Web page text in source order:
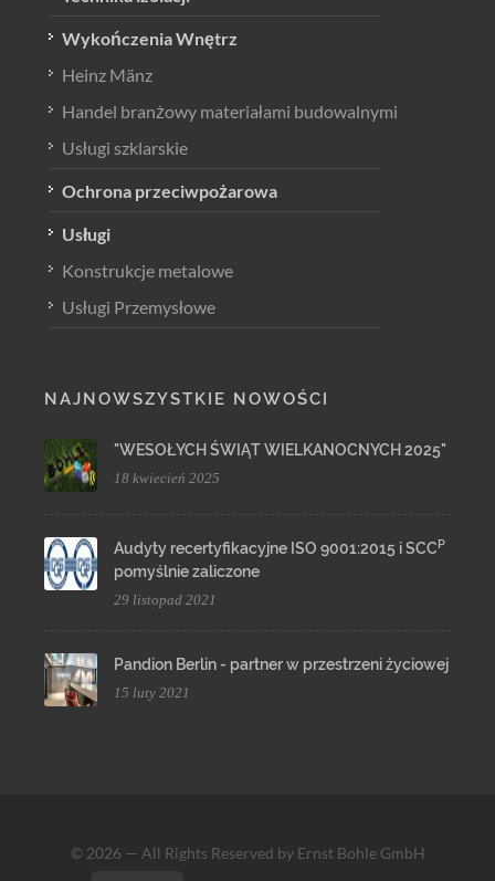
Wykończenia Wnętrz
Heinz Mänz
Handel branżowy materiałami budowalnymi
Usługi szklarskie
Ochrona przeciwpożarowa
Usługi
Konstrukcje metalowe
Usługi Przemysłowe
NAJNOWSZYSTKIE NOWOŚCI
"WESOŁYCH ŚWIĄT WIELKANOCNYCH 2025"
18 kwiecień 2025
Audyty recertyfikacyjne ISO 9001:2015 i SCCP
pomyślnie zaliczone
29 listopad 2021
Pandion Berlin - partner w przestrzeni życiowej
15 luty 2021
© 2026 — All Rights Reserved by Ernst Bohle GmbH